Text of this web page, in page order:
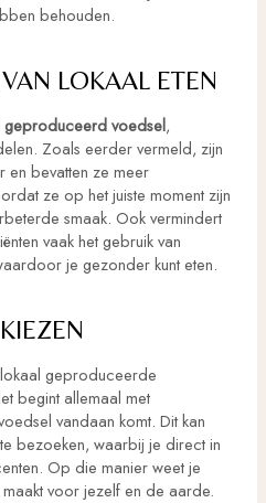
behouden.
LOKAAL ETEN
geproduceerd voedsel,
Zoals eerder vermeld, zijn
en bevatten ze meer
ze op het juiste moment zijn
smaak. Ook vermindert
vaak het gebruik van
je gezonder kunt eten.
geproduceerde
begint allemaal met
vandaan komt. Dit kan
bezoeken, waarbij je direct in
Op die manier weet je
voor jezelf en de aarde.